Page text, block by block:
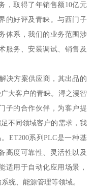
，取得了年销售额10亿元
的好评及青睐。与西门子
体系，我们的业务范围涉
服务、安装调试、销售及
方案供应商，其出品的
大客户的青睐。浔之漫智
子的合作伙伴，为客户提
不同领域客户的需求，我
ET200系列PLC是一种基
高度可靠性、灵活性以及
适用于自动化应用场景，
统、能源管理等领域。